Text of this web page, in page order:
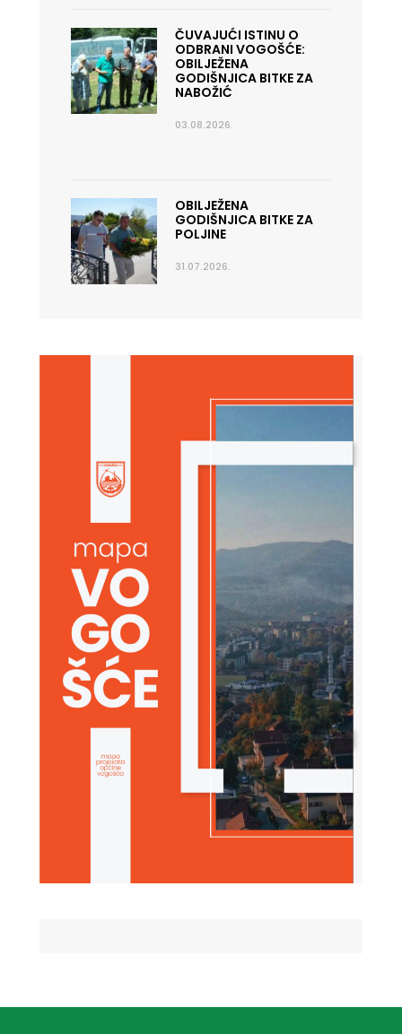
ČUVAJUĆI ISTINU O
ODBRANI VOGOŠĆE:
OBILJEŽENA
GODIŠNJICA BITKE ZA
NABOŽIĆ
03.08.2026.
OBILJEŽENA
GODIŠNJICA BITKE ZA
POLJINE
31.07.2026.